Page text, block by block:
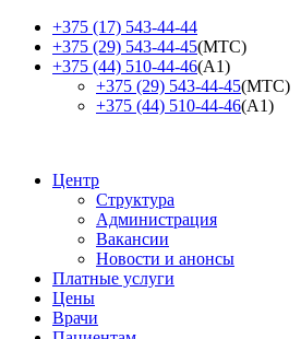
+375 (17) 543-44-44
+375 (29) 543-44-45(МТС)
+375 (44) 510-44-46(А1)
+375 (29) 543-44-45(МТС)
+375 (44) 510-44-46(А1)
Центр
Структура
Администрация
Вакансии
Новости и анонсы
Платные услуги
Цены
Врачи